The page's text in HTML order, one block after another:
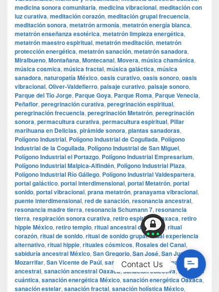
medicina sonora comunitaria, medicina vibracional, meditación con
luz curativa, meditación corazón, meditación grupal frecuencia,
meditación sonora, metatrón armonía, metatrón energía blanca,
metatrón enseñanza esotérica, metatrón limpieza energética,
metatrón maestro espiritual, metatrón meditación, metatrón
protección energética, metatrón sanación, metatrón sanadora,
Miralbueno, Montañana, Montecanal, Movera, música chamánica,
música cosmica, música fractal, música galáctica, música
sanadora, naturopatía México, oasis curativo, oasis sonoro, oasis
vibracional, Oliver-Valdefierro, paisaje curativo, paisaje sonoro,
Parque del Tío Jorge, Parque Goya, Parque Roma, Parque Venecia,
Peñaflor, peregrinación curativa, peregrinación espiritual,
peregrinación frecuencia, peregrinación Metatrón, peregrinación
sonora, permacultura curativa, permacultura espiritual, Pillar
marihuana en Delicias, pirámide sonora, plantas sanadoras,
Polígono Industrial, Polígono Industrial de Cogullada, Polígono
Industrial de la Cogullada, Polígono Industrial de San Miguel,
Polígono Industrial el Portazgo, Polígono Industrial Empresarium,
Polígono Industrial Malpica-Alfindén, Polígono Industrial Plaza,
Polígono Industrial Río Gállego, Polígono Industrial Valdespartera,
portal galáctico, portal interdimensional, portal Metatrón, portal
sonido, portal vibracional, prana metatrón, pranayama vibracional,
puente interdimensional, red de sanación, resonancia ancestral,
resonancia madre tierra, resonancia Schumann 7, resonancia
tierra, respiración sonora curativa, retiro espiritual Oaxaca, retiro
hippie México, retiro templo, ritual ancestral de sonido, ritual
corazón, ritual de sonido, ritual de sonido grupal,ritual experiencia
alternativo, ritual hippie, rituales cósmicos, Rosales del Canal,
sabiduría ancestral México, San Gregorio,San José,San Juan de
Mozarrifar, San Vicente de Paúl, sanación alternativa,
sanación
ancestral, sanación ancestral Oaxaca,sanación colectiva,sanación
cuántica, sanación energética México, sanación energética Oaxaca,
sanación estelar, sanación fractal, sanación holística México,
Us
Contact Us